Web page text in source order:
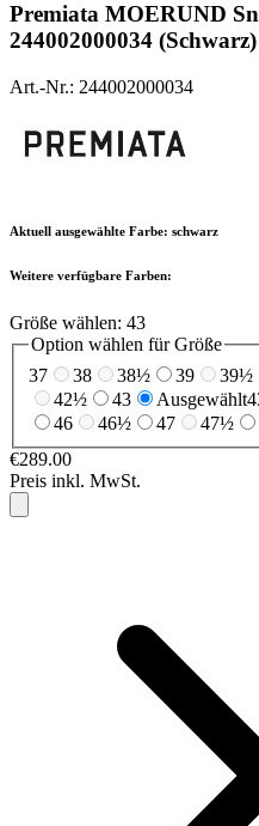
Premiata MOERUND
244002000034 (Schwarz)
Art.-Nr.: 244002000034
Aktuell ausgewählte Farbe: schwarz
Weitere verfügbare Farben:
Größe wählen: 43
Option wählen für Größe
37
38 38½ 39 39½
42½
43 Ausgewählt
46
46½ 47 47½
€289.00
Preis inkl. MwSt.